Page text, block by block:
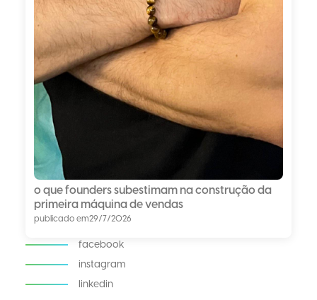
o que founders subestimam na construção da
primeira máquina de vendas
publicado em29/7/2026
facebook
instagram
linkedin